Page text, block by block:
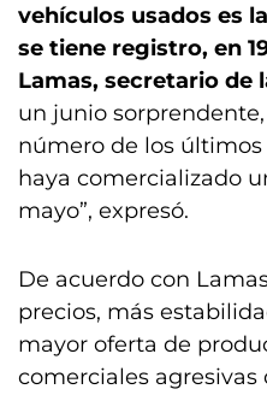
vehículos usados es
se tiene registro, en
Lamas, secretario de
un junio
número de los últimos
haya comercializado
mayo”, expresó.
De acuerdo con
precios, más
mayor oferta de
comerciales agresivas